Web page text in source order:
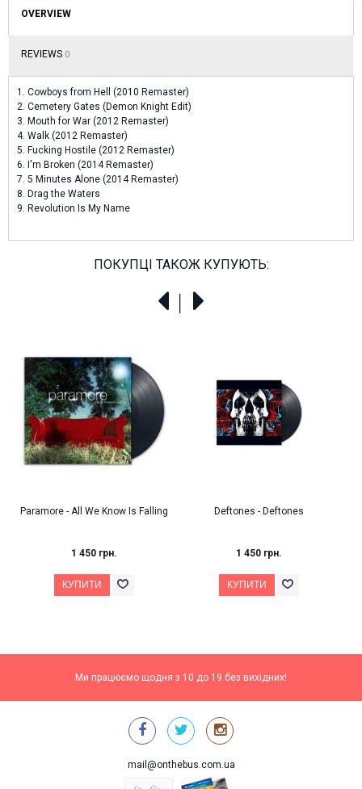
OVERVIEW
REVIEWS 0
1. Cowboys from Hell (2010 Remaster)
2. Cemetery Gates (Demon Knight Edit)
3. Mouth for War (2012 Remaster)
4. Walk (2012 Remaster)
5. Fucking Hostile (2012 Remaster)
6. I'm Broken (2014 Remaster)
7. 5 Minutes Alone (2014 Remaster)
8. Drag the Waters
9. Revolution Is My Name
ПОКУПЦІ ТАКОЖ КУПУЮТЬ:
Paramore ‎- All We Know Is Falling
1 450 грн.
Deftones - Deftones
1 450 грн.
Ми працюємо щодня з 10 до 19 без вихідних!
mail@onthebus.com.ua